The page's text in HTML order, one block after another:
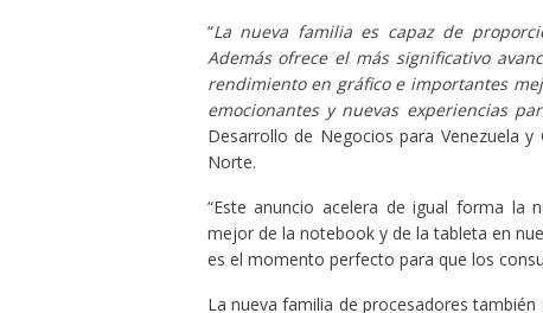
“La nueva familia es capaz de
Además ofrece el más significativo
rendimiento en gráfico e importantes
emocionantes y nuevas experiencias
Desarrollo de Negocios para Venezuela
Norte.
“Este anuncio acelera de igual forma la
mejor de la notebook y de la tableta en
es el momento perfecto para que los
La nueva familia de procesadores